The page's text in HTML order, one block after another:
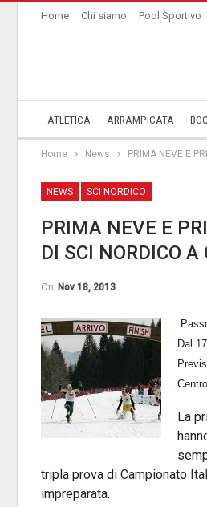
Home Chi siamo Pool Sportivo
ATLETICA ARRAMPICATA
Home News PRIMA NEVE E
NEWS SCI NORDICO
PRIMA NEVE E
DI SCI NORDICO A
On Nov 18, 2013
Dal
La
tripla prova di Campionato
impreparata.